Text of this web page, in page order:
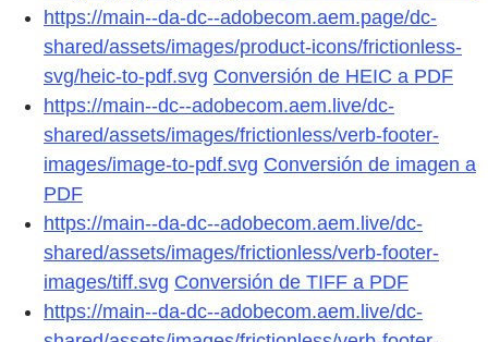
https://main--da-dc--adobecom.aem.page/dc-
shared/assets/images/product-icons/frictionless-
svg/heic-to-pdf.svg Conversión de HEIC a PDF
https://main--dc--adobecom.aem.live/dc-
shared/assets/images/frictionless/verb-footer-
images/image-to-pdf.svg Conversión de imagen a
PDF
https://main--da-dc--adobecom.aem.live/dc-
shared/assets/images/frictionless/verb-footer-
images/tiff.svg Conversión de TIFF a PDF
https://main--da-dc--adobecom.aem.live/dc-